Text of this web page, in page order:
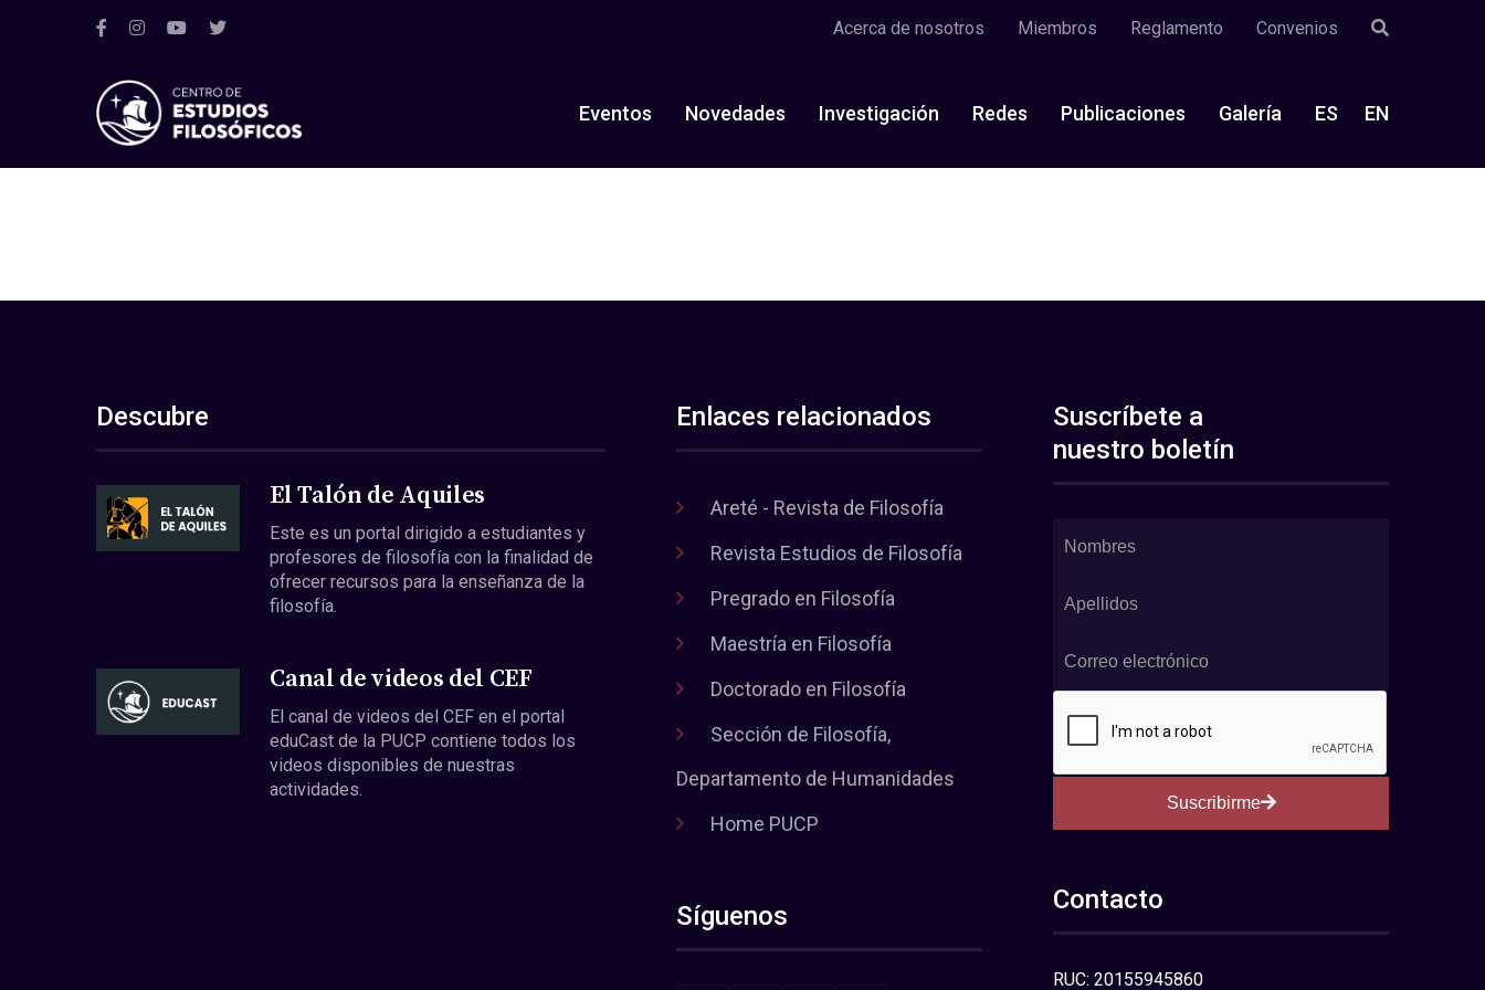
Acerca de nosotros Miembros Reglamento Convenios
Eventos Novedades Investigación Redes Publicaciones Galería ES EN
Descubre
El Talón de Aquiles
Este es un portal dirigido a estudiantes y
profesores de filosofía con la finalidad de
ofrecer recursos para la enseñanza de la
filosofía.
Canal de videos del CEF
El canal de videos del CEF en el portal
eduCast de la PUCP contiene todos los
videos disponibles de nuestras
actividades.
Enlaces relacionados
Areté - Revista de Filosofía
Revista Estudios de Filosofía
Pregrado en Filosofía
Maestría en Filosofía
Doctorado en Filosofía
Sección de Filosofía,
Departamento de Humanidades
Home PUCP
Síguenos
Suscríbete a
nuestro boletín
Suscribirme
Contacto
RUC: 20155945860